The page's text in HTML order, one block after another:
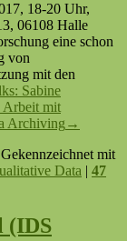
18-20 Uhr,
06108 Halle
eine schon
von
mit den
Sabine
Arbeit mit
Archiving →
Gekennzeichnet mit
Data | 47
(IDS